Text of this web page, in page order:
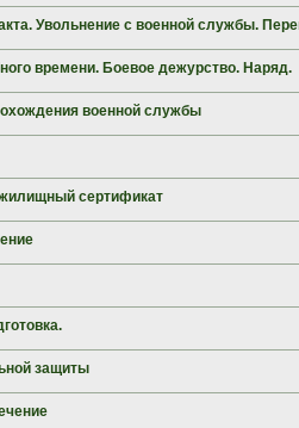
Увольнение с военной службы.
времени. Боевое дежурство. Наряд.
военной службы
сертификат
защиты